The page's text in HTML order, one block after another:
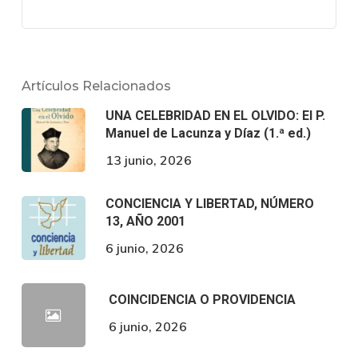
Artículos Relacionados
UNA CELEBRIDAD EN EL OLVIDO: El P.
Manuel de Lacunza y Díaz (1.ª ed.)
13 junio, 2026
CONCIENCIA Y LIBERTAD, NÚMERO
13, AÑO 2001
6 junio, 2026
COINCIDENCIA O PROVIDENCIA
6 junio, 2026